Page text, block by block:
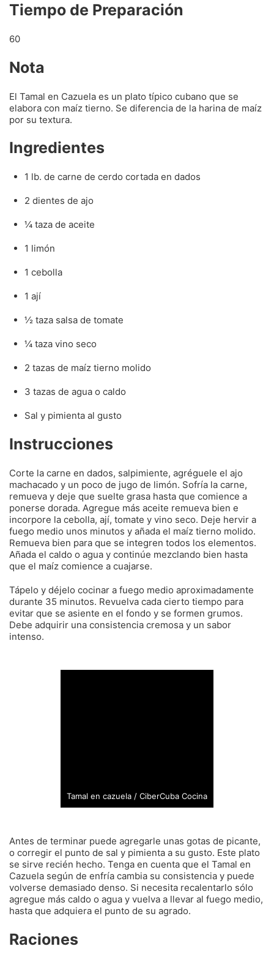
Tiempo de Preparación
60
Nota
El Tamal en Cazuela es un plato típico cubano que se
elabora con maíz tierno. Se diferencia de la harina de maíz
por su textura.
Ingredientes
1 lb. de carne de cerdo cortada en dados
2 dientes de ajo
¼ taza de aceite
1 limón
1 cebolla
1 ají
½ taza salsa de tomate
¼ taza vino seco
2 tazas de maíz tierno molido
3 tazas de agua o caldo
Sal y pimienta al gusto
Instrucciones
Corte la carne en dados, salpimiente, agréguele el ajo
machacado y un poco de jugo de limón. Sofría la carne,
remueva y deje que suelte grasa hasta que comience a
ponerse dorada. Agregue más aceite remueva bien e
incorpore la cebolla, ají, tomate y vino seco. Deje hervir a
fuego medio unos minutos y añada el maíz tierno molido.
Remueva bien para que se integren todos los elementos.
Añada el caldo o agua y continúe mezclando bien hasta
que el maíz comience a cuajarse.
Tápelo y déjelo cocinar a fuego medio aproximadamente
durante 35 minutos. Revuelva cada cierto tiempo para
evitar que se asiente en el fondo y se formen grumos.
Debe adquirir una consistencia cremosa y un sabor
intenso.
Tamal en cazuela / CiberCuba Cocina
Antes de terminar puede agregarle unas gotas de picante,
o corregir el punto de sal y pimienta a su gusto. Este plato
se sirve recién hecho. Tenga en cuenta que el Tamal en
Cazuela según de enfría cambia su consistencia y puede
volverse demasiado denso. Si necesita recalentarlo sólo
agregue más caldo o agua y vuelva a llevar al fuego medio,
hasta que adquiera el punto de su agrado.
Raciones